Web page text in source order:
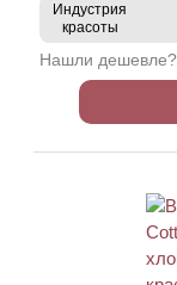
Индустрия
красоты
Нашли дешевле?